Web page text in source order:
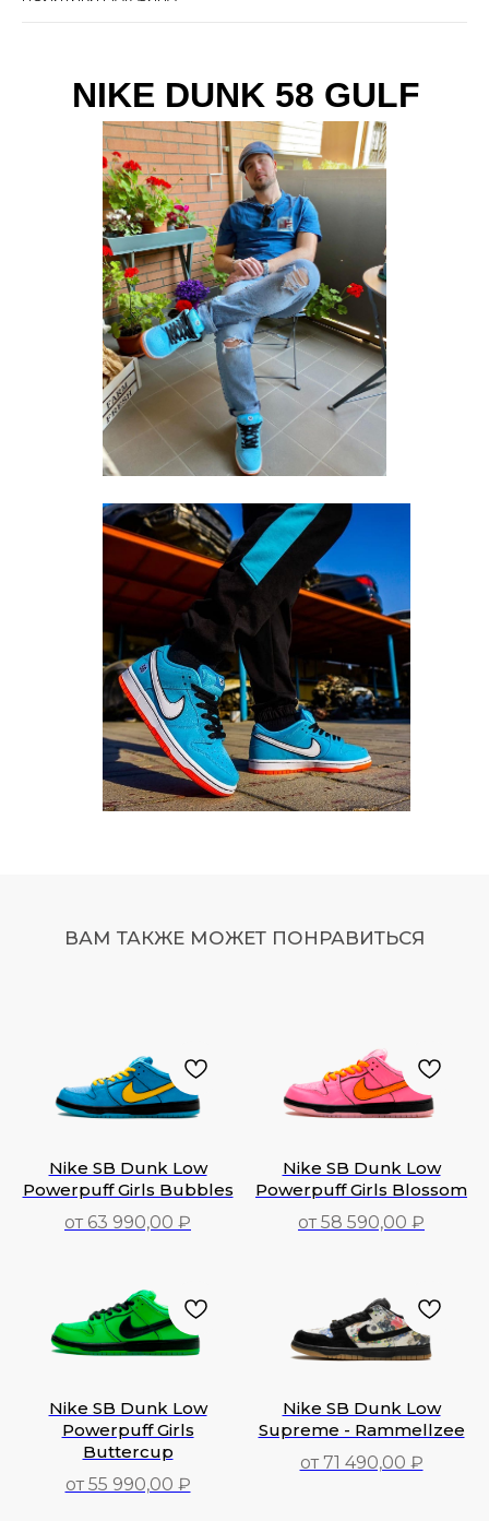
NIKE DUNK 58 GULF
ВАМ ТАКЖЕ МОЖЕТ ПОНРАВИТЬСЯ
Nike SB Dunk Low
Powerpuff Girls Bubbles
от 63 990,00 ₽
Nike SB Dunk Low
Powerpuff Girls Blossom
от 58 590,00 ₽
Nike SB Dunk Low
Powerpuff Girls
Buttercup
от 55 990,00 ₽
Nike SB Dunk Low
Supreme - Rammellzee
от 71 490,00 ₽